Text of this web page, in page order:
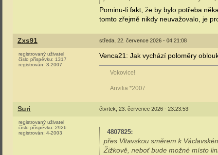
Pominu-li fakt, že by bylo potřeba
tomto zřejmě nikdy neuvažovalo, je
Zxs91 středa, 22. července 2026 - 04:21:08
registrovaný uživatel
číslo příspěvku: 1317
registrován: 3-2007
Venca21: Jak vychází poloměry
Vokovice!
Anvilia *2007
Suri čtvrtek, 23. července 2026 - 23:23:53
registrovaný uživatel
číslo příspěvku: 2926
registrován: 4-2003 4807825:
přes Vltavskou směrem k
Žižkově, neboť bude možné místo